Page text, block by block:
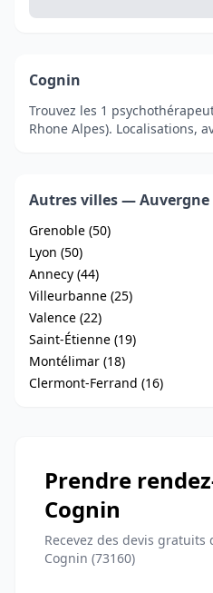
Cognin
Trouvez les 1
Rhone Alpes). Localisations,
Autres villes — Auvergne
Grenoble (50)
Lyon (50)
Annecy (44)
Villeurbanne (25)
Valence (22)
Saint-Étienne (19)
Montélimar (18)
Clermont-Ferrand (16)
Prendre
Cognin
Recevez des devis gratuits
Cognin (73160)